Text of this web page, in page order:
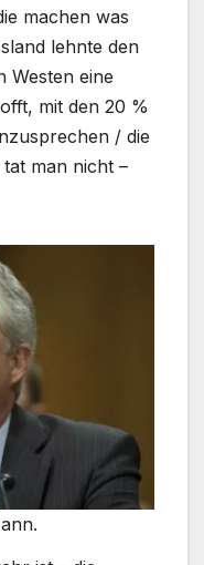
machen was
lehnte den
Westen eine
mit den 20 %
/ die
man nicht –